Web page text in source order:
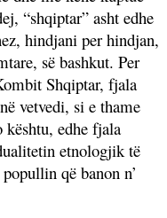
“shqiptar” asht edhe
hindjani per hindjan,
së bashkut. Per
Shqiptar, fjala
vetvedi, si e thame
edhe fjala
etnologjik të
që banon n’